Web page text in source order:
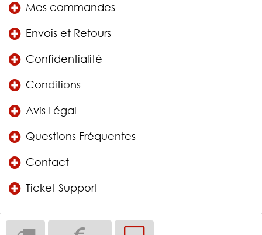
Mes commandes
Envois et Retours
Confidentialité
Conditions
Avis Légal
Questions Fréquentes
Contact
Ticket Support